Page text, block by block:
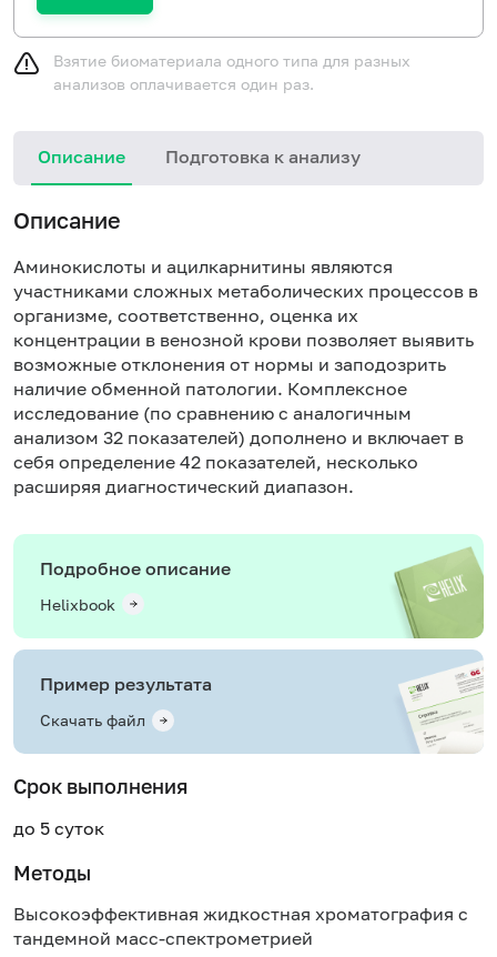
Взятие биоматериала одного типа для разных
анализов оплачивается один раз.
Описание Подготовка к анализу
Описание
Аминокислоты и ацилкарнитины являются
участниками сложных метаболических процессов в
организме, соответственно, оценка их
концентрации в венозной крови позволяет выявить
возможные отклонения от нормы и заподозрить
наличие обменной патологии. Комплексное
исследование (по сравнению с аналогичным
анализом 32 показателей) дополнено и включает в
себя определение 42 показателей, несколько
расширяя диагностический диапазон.
Подробное описание
Helixbook
Пример результата
Скачать файл
Срок выполнения
до 5 суток
Методы
Высокоэффективная жидкостная хроматография с
тандемной масс-спектрометрией